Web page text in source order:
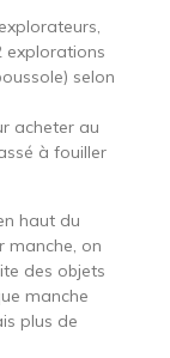
explorations
selon
acheter au
à fouiller
haut du
manche, on
des objets
manche
plus de